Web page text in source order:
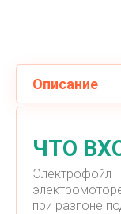
Описание
ЧТО
Электрофойл
при разгоне